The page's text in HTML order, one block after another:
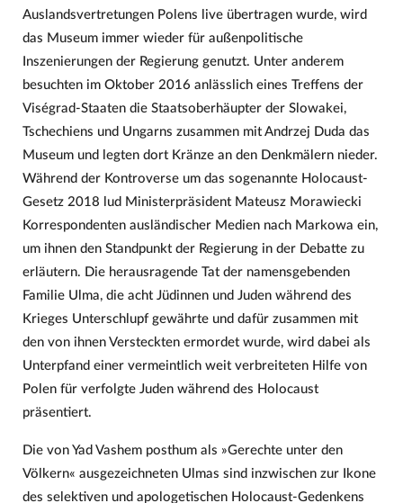
Auslandsvertretungen Polens live übertragen wurde, wird
das Museum immer wieder für außenpolitische
Inszenierungen der Regierung genutzt. Unter anderem
besuchten im Oktober 2016 anlässlich eines Treffens der
Viségrad-Staaten die Staatsoberhäupter der Slowakei,
Tschechiens und Ungarns zusammen mit Andrzej Duda das
Museum und legten dort Kränze an den Denkmälern nieder.
Während der Kontroverse um das sogenannte Holocaust-
Gesetz 2018 lud Ministerpräsident Mateusz Morawiecki
Korrespondenten ausländischer Medien nach Markowa ein,
um ihnen den Standpunkt der Regierung in der Debatte zu
erläutern. Die herausragende Tat der namensgebenden
Familie Ulma, die acht Jüdinnen und Juden während des
Krieges Unterschlupf gewährte und dafür zusammen mit
den von ihnen Versteckten ermordet wurde, wird dabei als
Unterpfand einer vermeintlich weit verbreiteten Hilfe von
Polen für verfolgte Juden während des Holocaust
präsentiert.
Die von Yad Vashem posthum als »Gerechte unter den
Völkern« ausgezeichneten Ulmas sind inzwischen zur Ikone
des selektiven und apologetischen Holocaust-Gedenkens